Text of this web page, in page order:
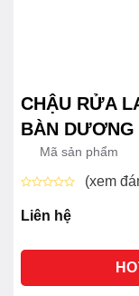
CHẬU RỬA
BÀN DƯƠNG
Mã sản phẩm
xếp
hạng
sao
(xem
Liên hệ